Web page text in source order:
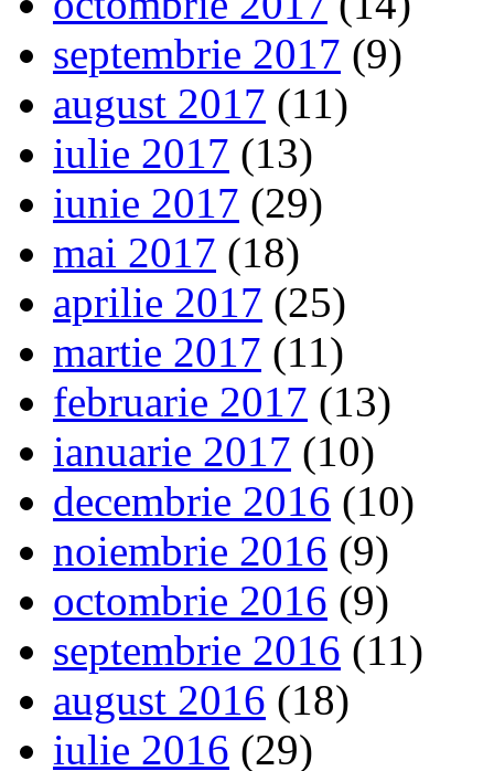
septembrie 2017 (9)
august 2017 (11)
iulie 2017 (13)
iunie 2017 (29)
mai 2017 (18)
aprilie 2017 (25)
martie 2017 (11)
februarie 2017 (13)
ianuarie 2017 (10)
decembrie 2016 (10)
noiembrie 2016 (9)
octombrie 2016 (9)
septembrie 2016 (11)
august 2016 (18)
iulie 2016 (29)